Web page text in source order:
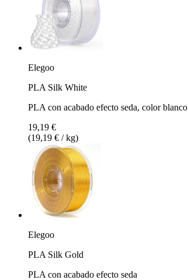
Elegoo
PLA Silk White
PLA con acabado efecto seda, color blanco
19,19 €
(19,19 € / kg)
Elegoo
PLA Silk Gold
PLA con acabado efecto seda